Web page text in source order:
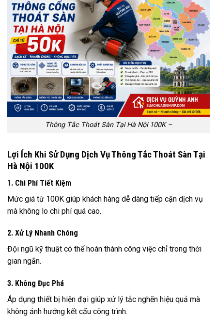
Thông Tắc Thoát Sàn Tại Hà Nội 100K –
Lợi Ích Khi Sử Dụng Dịch Vụ Thông Tắc Thoát Sàn Tại
Hà Nội 100K
1. Chi Phí Tiết Kiệm
Mức giá từ 100K giúp khách hàng dễ dàng tiếp cận dịch vụ
mà không lo chi phí quá cao.
2. Xử Lý Nhanh Chóng
Đội ngũ kỹ thuật có thể hoàn thành công việc chỉ trong thời
gian ngắn.
3. Không Đục Phá
Áp dụng thiết bị hiện đại giúp xử lý tắc nghẽn hiệu quả mà
không ảnh hưởng kết cấu công trình.